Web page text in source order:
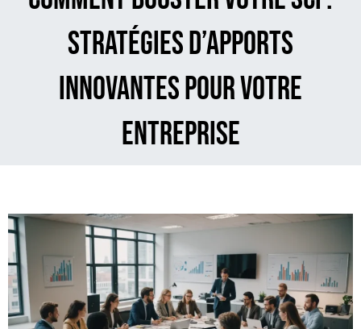
stratégies d’apports
innovantes pour votre
entreprise